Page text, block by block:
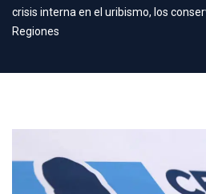
crisis interna en el uribismo, los
Regiones